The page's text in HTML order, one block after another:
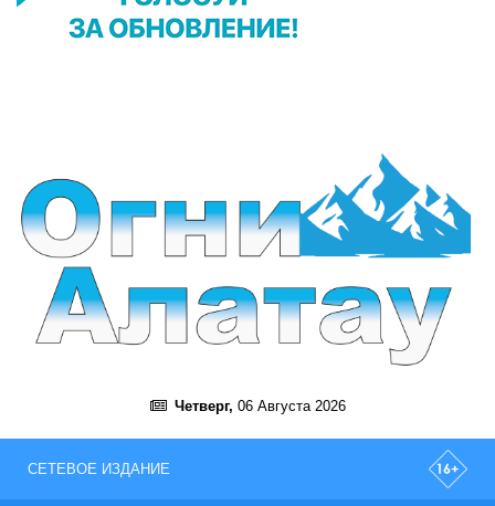
Четверг, 06 Августа 2026
СЕТЕВОЕ ИЗДАНИЕ